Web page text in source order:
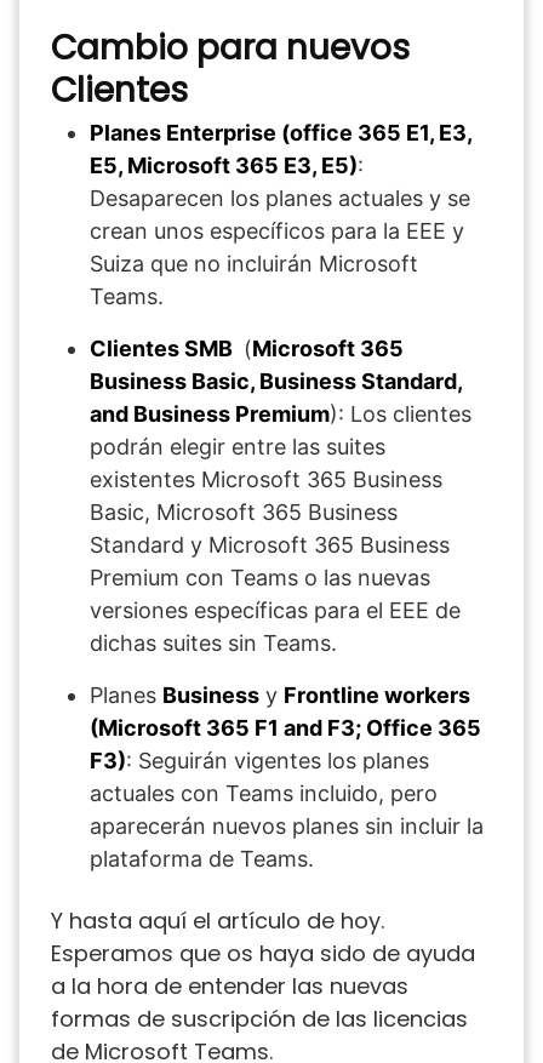
Cambio para nuevos
Clientes
Planes Enterprise (office 365 E1, E3,
E5, Microsoft 365 E3, E5):
Desaparecen los planes actuales y se
crean unos específicos para la EEE y
Suiza que no incluirán Microsoft
Teams.
Clientes SMB (Microsoft 365
Business Basic, Business Standard,
and Business Premium): Los clientes
podrán elegir entre las suites
existentes Microsoft 365 Business
Basic, Microsoft 365 Business
Standard y Microsoft 365 Business
Premium con Teams o las nuevas
versiones específicas para el EEE de
dichas suites sin Teams.
Planes Business y Frontline workers
(Microsoft 365 F1 and F3; Office 365
F3): Seguirán vigentes los planes
actuales con Teams incluido, pero
aparecerán nuevos planes sin incluir la
plataforma de Teams.
Y hasta aquí el artículo de hoy.
Esperamos que os haya sido de ayuda
a la hora de entender las nuevas
formas de suscripción de las licencias
de Microsoft Teams.